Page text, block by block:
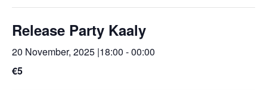
Release Party Kaaly
20 November, 2025 |18:00 -00:00
€5